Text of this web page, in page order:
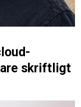
skriftligt